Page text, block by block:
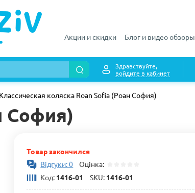
Акции и скидки Блог и видео обзоры
Здравствуйте,
войдите в кабинет
Классическая коляска Roan Sofia (Роан София)
София)
Товар закончился
Відгуки: 0 Оцінка:
Код: 1416-01 SKU: 1416-01